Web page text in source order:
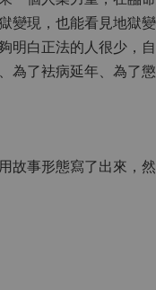
變現，也能看見地獄變
明白正法的人很少，
為了袪病延年、為了
故事形態寫了出來，